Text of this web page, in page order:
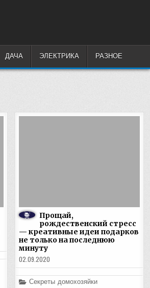
ДАЧА ЭЛЕКТРИКА РАЗНОЕ
Прощай,
рождественский стресс
— креативные идеи подарков
не только на последнюю
минуту
02.09.2020
Posted
Секреты домохозяйки